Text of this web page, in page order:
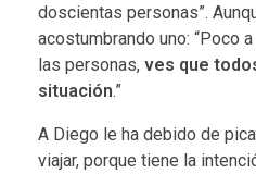
doscientas personas”.
acostumbrando uno: “Poco
las personas, ves que
situación.”
A Diego le ha debido de
viajar, porque tiene la